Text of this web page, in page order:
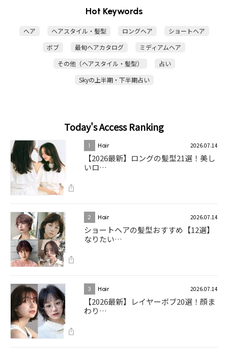
Hot Keywords
ヘア ヘアスタイル・髪型 ロングヘア
ショートヘア
ボブ
最旬ヘアカタログ
ミディアムヘア
その他（ヘアスタイル・髪型）
占い
Skyの上半期・下半期占い
Today's Access Ranking
1 Hair 2026.07.14
【2026最新】ロングの髪型21選！美し
いロ…
2 Hair 2026.07.14
ショートヘアの髪型おすすめ【12選】
なりたい…
3 Hair 2026.07.14
【2026最新】レイヤーボブ20選！顔ま
わり…